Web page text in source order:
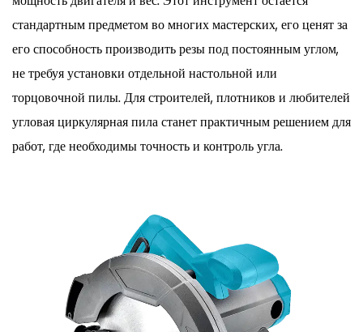
стандартным предметом во многих мастерских, его ценят за
его способность производить резы под постоянным углом,
не требуя установки отдельной настольной или
торцовочной пилы. Для строителей, плотников и любителей
угловая циркулярная пила станет практичным решением для
работ, где необходимы точность и контроль угла.